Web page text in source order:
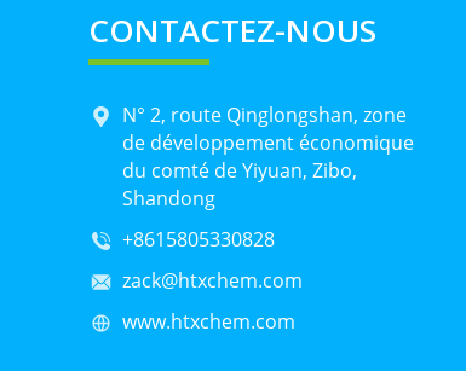
CONTACTEZ-NOUS
N° 2, route Qinglongshan, zone
de développement économique
du comté de Yiyuan, Zibo,
Shandong
+8615805330828
zack@htxchem.com
www.htxchem.com